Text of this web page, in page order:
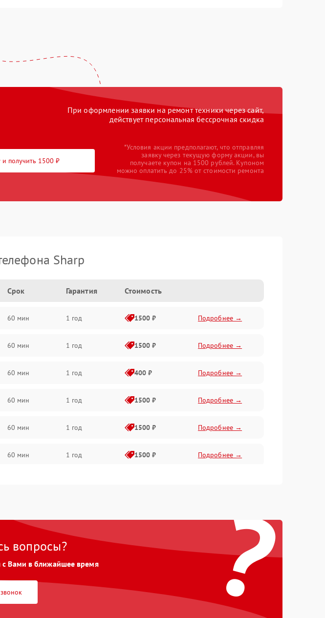
При оформлении заявки на ремонт техники через сайт,
действует персональная бессрочная скидка
и получить 1500 ₽
*Условия акции предполагают, что отправляя
заявку через текущую форму акции, вы
получаете купон на 1500 рублей. Купоном
можно оплатить до 25% от стоимости ремонта
Sharp
Срок Гарантия Стоимость
60 мин 1 год 1500 ₽ Подробнее →
60 мин 1 год 1500 ₽ Подробнее →
60 мин 1 год 400 ₽ Подробнее →
60 мин 1 год 1500 ₽ Подробнее →
60 мин 1 год 1500 ₽ Подробнее →
60 мин 1 год 1500 ₽ Подробнее →
1 год ?
вопросы?
с Вами в ближайшее время